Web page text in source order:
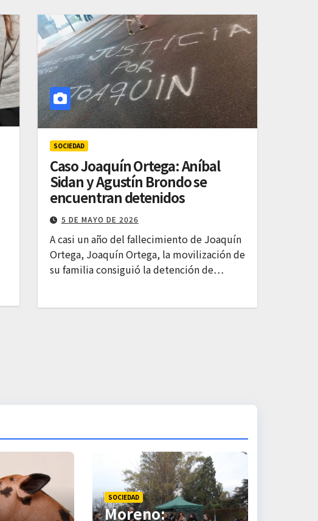
SOCIEDAD
Caso Joaquín Ortega: Aníbal
Sidan y Agustín Brondo se
encuentran detenidos
5 DE MAYO DE 2026
A casi un año del fallecimiento de Joaquín
Ortega, Joaquín Ortega, la movilización de
su familia consiguió la detención de…
SOCIEDAD
Moreno: